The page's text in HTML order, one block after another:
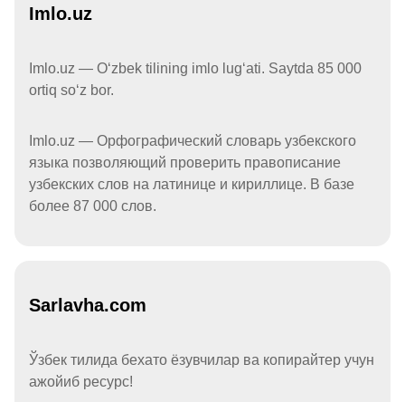
Imlo.uz
Imlo.uz — Oʻzbek tilining imlo lugʻati. Saytda 85 000
ortiq soʻz bor.
Imlo.uz — Орфографический словарь узбекского
языка позволяющий проверить правописание
узбекских слов на латинице и кириллице. В базе
более 87 000 слов.
Sarlavha.com
Ўзбек тилида бехато ёзувчилар ва копирайтер учун
ажойиб ресурс!